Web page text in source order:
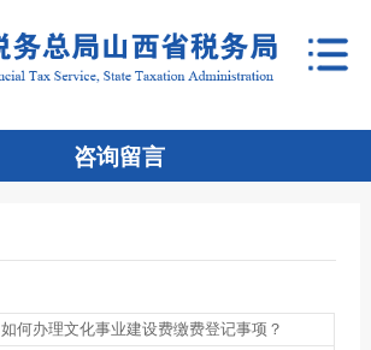
咨询留言
如何办理文化事业建设费缴费登记事项？